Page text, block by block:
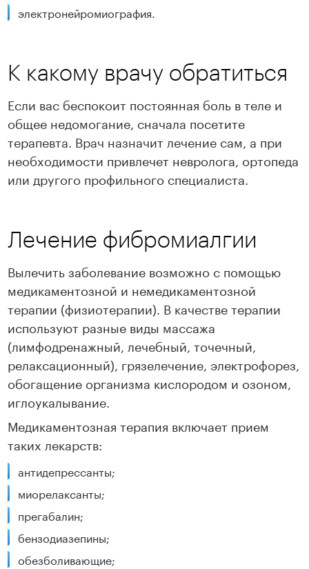
электронейромиография.
К какому врачу обратиться
Если вас беспокоит постоянная боль в теле и
общее недомогание, сначала посетите
терапевта. Врач назначит лечение сам, а при
необходимости привлечет невролога, ортопеда
или другого профильного специалиста.
Лечение фибромиалгии
Вылечить заболевание возможно с помощью
медикаментозной и немедикаментозной
терапии (физиотерапии). В качестве терапии
используют разные виды массажа
(лимфодренажный, лечебный, точечный,
релаксационный), грязелечение, электрофорез,
обогащение организма кислородом и озоном,
иглоукалывание.
Медикаментозная терапия включает прием
таких лекарств:
антидепрессанты;
миорелаксанты;
прегабалин;
бензодиазепины;
обезболивающие;